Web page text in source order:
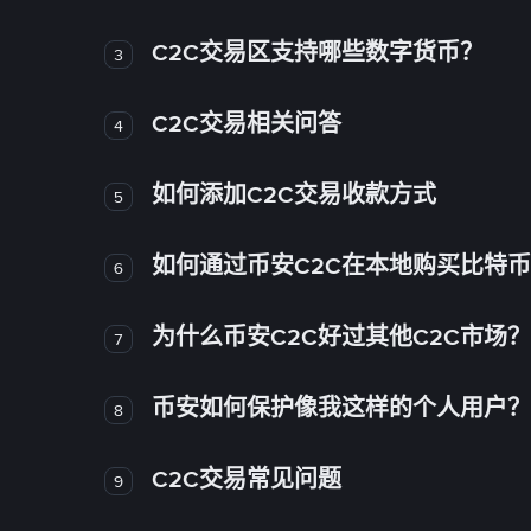
3 C2C交易区支持哪些数字货币？
4 C2C交易相关问答
5 如何添加C2C交易收款方式
6 如何通过币安C2C在本地购买比特
7 为什么币安C2C好过其他C2C市场？
8 币安如何保护像我这样的个人用户？
9 C2C交易常见问题